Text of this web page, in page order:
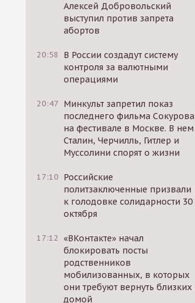
Алексей Добровольский
выступил против запрета
абортов
20:58
В России создадут систему
контроля за валютными
операциями
20:47 Минкульт запретил показ
последнего фильма Сокурова
на фестивале в Москве. В нем
Сталин, Черчилль, Гитлер и
Муссолини спорят о жизни
17:10 Российские
политзаключенные призвали
к голодовке солидарности 30
октября
17:12 «ВКонтакте» начал
блокировать посты
родственников
мобилизованных, в которых
они требуют вернуть близких
домой